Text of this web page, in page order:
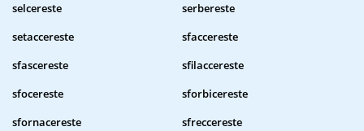
selcereste
serbereste
setaccereste
sfaccereste
sfascereste
sfilaccereste
sfocereste
sforbicereste
sfornacereste
sfreccereste